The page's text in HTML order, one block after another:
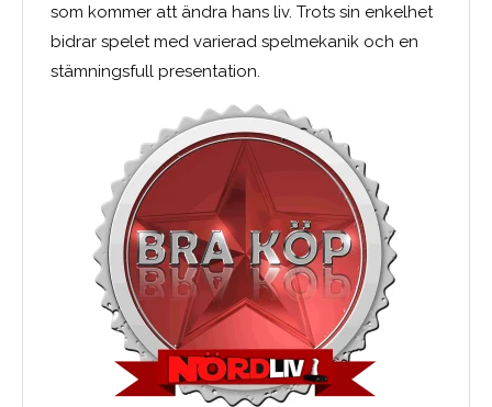
som kommer att ändra hans liv. Trots sin enkelhet
bidrar spelet med varierad spelmekanik och en
stämningsfull presentation.